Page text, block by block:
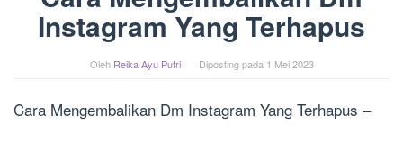
Instagram Yang Terhapus
Oleh Reika Ayu Putri Diposting pada 1 Mei 2023
Cara Mengembalikan Dm Instagram Yang Terhapus –